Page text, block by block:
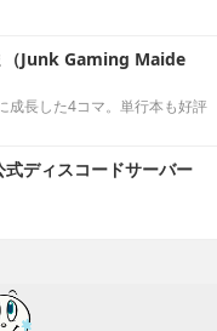
（Junk Gaming Maide
長した4コマ。単行本も好評
ディスコードサーバー